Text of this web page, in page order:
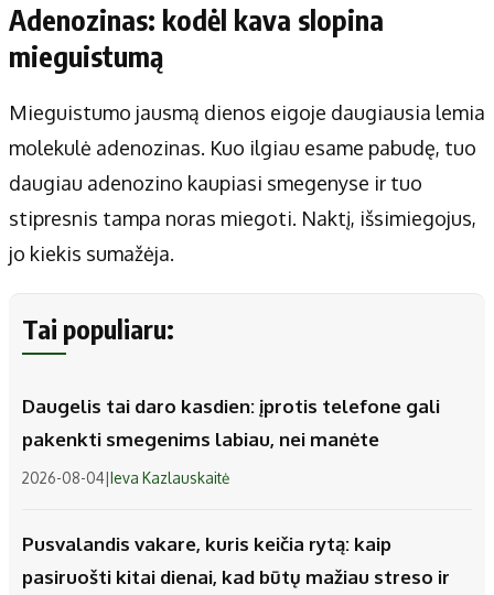
Adenozinas: kodėl kava slopina
mieguistumą
Mieguistumo jausmą dienos eigoje daugiausia lemia
molekulė adenozinas. Kuo ilgiau esame pabudę, tuo
daugiau adenozino kaupiasi smegenyse ir tuo
stipresnis tampa noras miegoti. Naktį, išsimiegojus,
jo kiekis sumažėja.
Tai populiaru:
Daugelis tai daro kasdien: įprotis telefone gali
pakenkti smegenims labiau, nei manėte
2026-08-04|Ieva Kazlauskaitė
Pusvalandis vakare, kuris keičia rytą: kaip
pasiruošti kitai dienai, kad būtų mažiau streso ir